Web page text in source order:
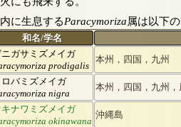
に生息するParacymoriza属は以下の
和名/学名
ガサミズメイガ
prodigalis
本州，四国，九州
ロバミズメイガ
nigra
本州，四国，九州
キナワミズメイガ
okinawana
沖縄島